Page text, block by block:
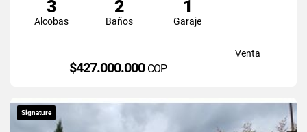
3
Alcobas
2
Baños
1
Garaje
Venta
$427.000.000 COP
Signature